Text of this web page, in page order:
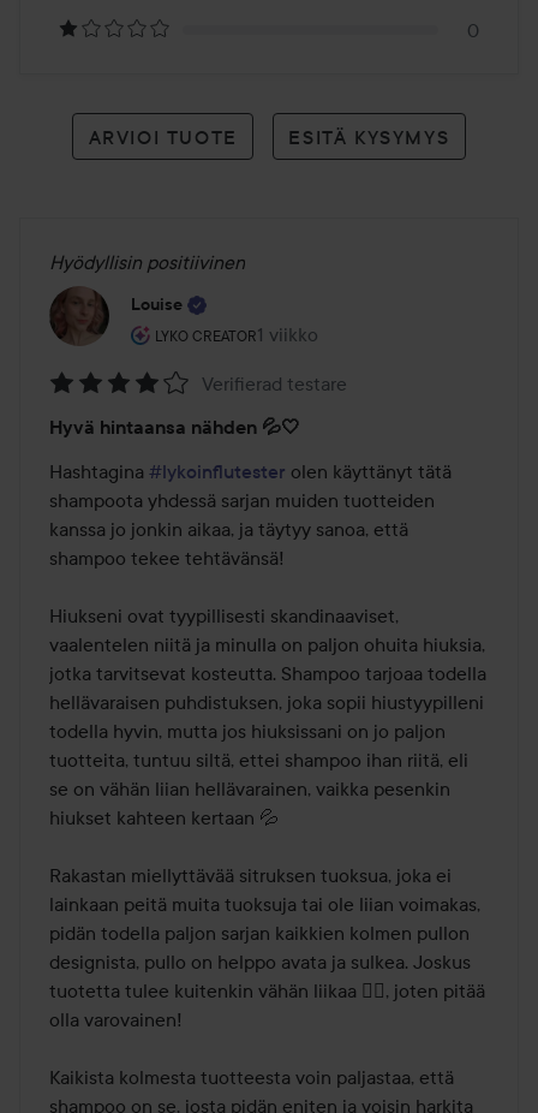
0
ARVIOI TUOTE ESITÄ KYSYMYS
Hyödyllisin positiivinen
Louise
LYKO CREATOR
Käyttäjän rooli: Lyko Creator.
1 viikko
Viesti luotiin 1 viikko
4
/
5
Verifierad testare
Hyvä hintaansa nähden 💦🤍
Hashtagina #lykoinflutester olen käyttänyt tätä
shampoota yhdessä sarjan muiden tuotteiden
kanssa jo jonkin aikaa, ja täytyy sanoa, että
shampoo tekee tehtävänsä!
Hiukseni ovat tyypillisesti skandinaaviset,
vaalentelen niitä ja minulla on paljon ohuita hiuksia,
jotka tarvitsevat kosteutta. Shampoo tarjoaa todella
hellävaraisen puhdistuksen, joka sopii hiustyypilleni
todella hyvin, mutta jos hiuksissani on jo paljon
tuotteita, tuntuu siltä, ettei shampoo ihan riitä, eli
se on vähän liian hellävarainen, vaikka pesenkin
hiukset kahteen kertaan 💦
Rakastan miellyttävää sitruksen tuoksua, joka ei
lainkaan peitä muita tuoksuja tai ole liian voimakas,
pidän todella paljon sarjan kaikkien kolmen pullon
designista, pullo on helppo avata ja sulkea. Joskus
tuotetta tulee kuitenkin vähän liikaa 😮‍💨, joten pitää
olla varovainen!
Kaikista kolmesta tuotteesta voin paljastaa, että
shampoo on se, josta pidän eniten ja voisin harkita